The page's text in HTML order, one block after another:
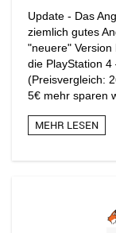
Update - Das
ziemlich gutes
"neuere"
die PlayStation
(Preisvergleich:
5€ mehr sparen
MEHR LESEN